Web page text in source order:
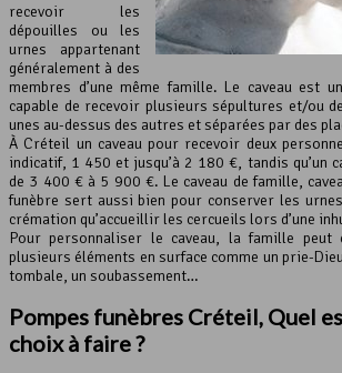
recevoir les
dépouilles ou les
urnes appartenant
généralement à des
membres d’une même famille. Le caveau est un
capable de recevoir plusieurs sépultures et/ou
unes au-dessus des autres et séparées par des
À Créteil un caveau pour recevoir deux
indicatif, 1 450 et jusqu’à 2 180 €, tandis qu’un
de 3 400 € à 5 900 €. Le caveau de famille,
funèbre sert aussi bien pour conserver les
crémation qu’accueillir les cercueils lors d’une
Pour personnaliser le caveau, la famille peut
plusieurs éléments en surface comme un prie-
tombale, un soubassement…
Pompes funèbres Créteil, Quel
choix à faire ?